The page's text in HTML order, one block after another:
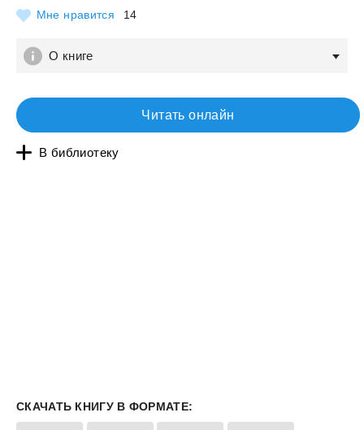
Мне нравится 14
О книге
Читать онлайн
В библиотеку
СКАЧАТЬ КНИГУ В ФОРМАТЕ: